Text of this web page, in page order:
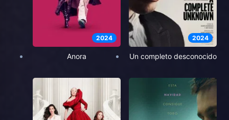
2024
Anora
2024
Un completo desconocido